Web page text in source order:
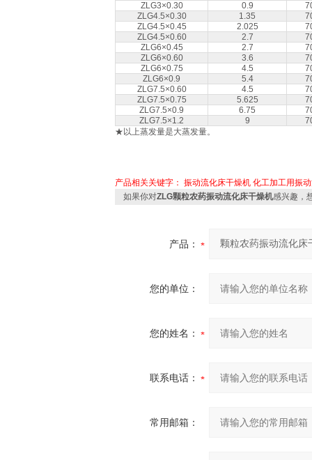
ZLG3×0.30
0.9
ZLG4.5×0.30
1.35
ZLG4.5×0.45
2.025
ZLG4.5×0.60
2.7
ZLG6×0.45
2.7
ZLG6×0.60
3.6
ZLG6×0.75
4.5
ZLG6×0.9
5.4
ZLG7.5×0.60
4.5
ZLG7.5×0.75
5.625
ZLG7.5×0.9
6.75
ZLG7.5×1.2
9
★以上蒸发量是大蒸发量。
产品相关关键字： 振动流化床干燥机 化工加工用振
如果你对ZLG颗粒农药振动流化床干燥机感兴趣，
产品：
您的单位：
您的姓名：
联系电话：
常用邮箱：